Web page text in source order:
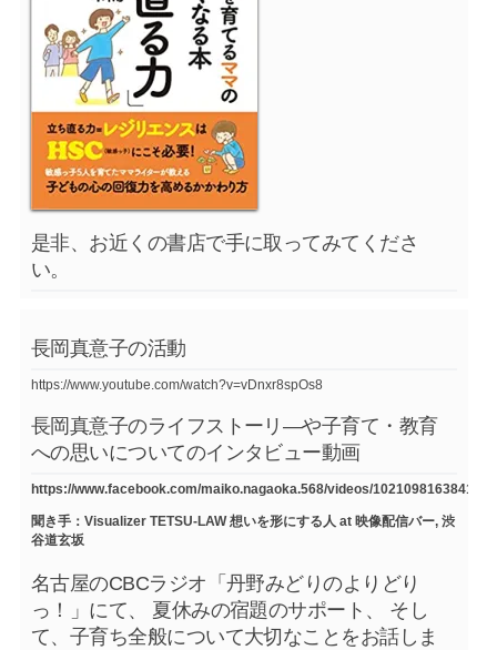
是非、お近くの書店で手に取ってみてくださ
い。
長岡真意子の活動
https://www.youtube.com/watch?v=vDnxr8spOs8
長岡真意子のライフストーリ―や子育て・教育
への思いについてのインタビュー動画
https://www.facebook.com/maiko.nagaoka.568/videos/
聞き手：Visualizer TETSU-LAW 想いを形にする人 at 映像配信バー, 渋
谷道玄坂
名古屋のCBCラジオ「丹野みどりのよりどり
っ！」にて、 夏休みの宿題のサポート、 そし
て、子育ち全般について大切なことをお話しま